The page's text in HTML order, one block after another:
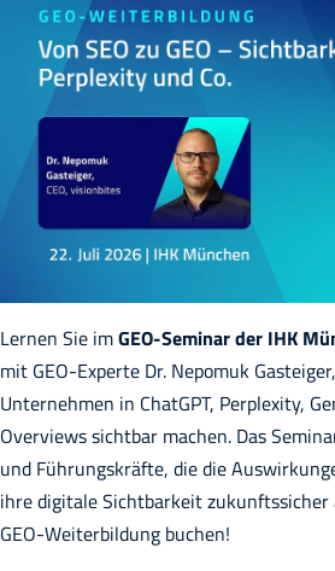
Lernen Sie imGEO-Seminar der IHK
mit GEO-Experte Dr. Nepomuk
Unternehmen in ChatGPT, Perplexity,
Overviews sichtbar machen. Das
und Führungskräfte, die die
ihre digitale Sichtbarkeit
GEO-Weiterbildung buchen!